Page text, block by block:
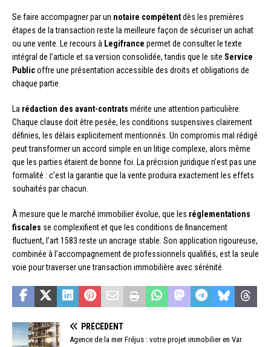
Se faire accompagner par un notaire compétentdès les premières
étapes de la transaction reste la meilleure façon de sécuriser un achat
ou une vente. Le recours à Legifrance permet de consulter le texte
intégral de l’article et sa version consolidée, tandis que le site Service
Publicoffre une présentation accessible des droits et obligations de
chaque partie.
La rédaction des avant-contrats mérite une attention particulière.
Chaque clause doit être pesée, les conditions suspensives clairement
définies, les délais explicitement mentionnés. Un compromis mal rédigé
peut transformer un accord simple en un litige complexe, alors même
que les parties étaient de bonne foi. La précision juridique n’est pas une
formalité : c’est la garantie que la vente produira exactement les effets
souhaités par chacun.
À mesure que le marché immobilier évolue, que les réglementations
fiscales se complexifient et que les conditions de financement
fluctuent, l’art 1583 reste un ancrage stable. Son application rigoureuse,
combinée à l’accompagnement de professionnels qualifiés, est la seule
voie pour traverser une transaction immobilière avec sérénité.
PRÉCÉDENT
Agence de la mer Fréjus : votre projet immobilier en Var